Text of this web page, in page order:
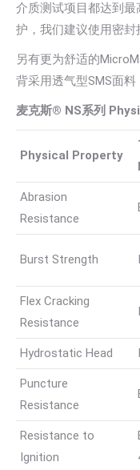
介质测试项目都达到
护，我们建议使用密封
另有更为舒适的
背采用透气型SMS面料
麦克斯® NS系列
Physical Property
Abrasion
Resistance
Burst Strength
Flex Cracking
Resistance
Hydrostatic Head
Puncture
Resistance
Resistance to
Ignition